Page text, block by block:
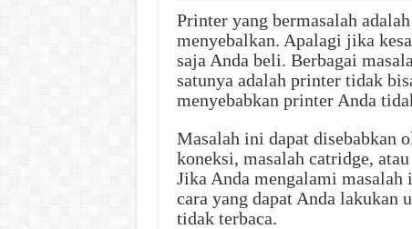
Printer yang bermasalah
menyebalkan. Apalagi jika
saja Anda beli. Berbagai
satunya adalah printer tidak
menyebabkan printer Anda
Masalah ini dapat disebabkan
koneksi, masalah catridge,
Jika Anda mengalami
cara yang dapat Anda lakukan
tidak terbaca.